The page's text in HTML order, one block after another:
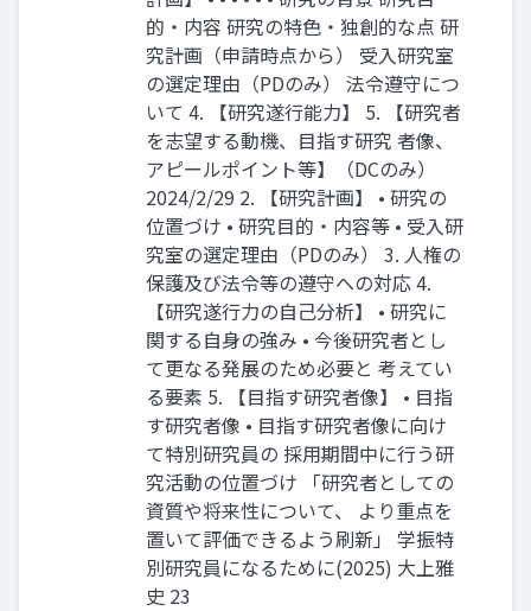
的・内容 研究の特色・独創的な点 研
究計画（申請時点から） 受入研究室
の選定理由（PDのみ） 法令遵守につ
いて 4. 【研究遂行能力】 5. 【研究者
を志望する動機、目指す研究 者像、
アピールポイント等】（DCのみ）
2024/2/29 2. 【研究計画】 • 研究の
位置づけ • 研究目的・内容等 • 受入研
究室の選定理由（PDのみ） 3. 人権の
保護及び法令等の遵守への対応 4.
【研究遂行力の自己分析】 • 研究に
関する自身の強み • 今後研究者とし
て更なる発展のため必要と 考えてい
る要素 5. 【目指す研究者像】 • 目指
す研究者像 • 目指す研究者像に向け
て特別研究員の 採用期間中に行う研
究活動の位置づけ 「研究者としての
資質や将来性について、 より重点を
置いて評価できるよう刷新」 学振特
別研究員になるために(2025) 大上雅
史 23